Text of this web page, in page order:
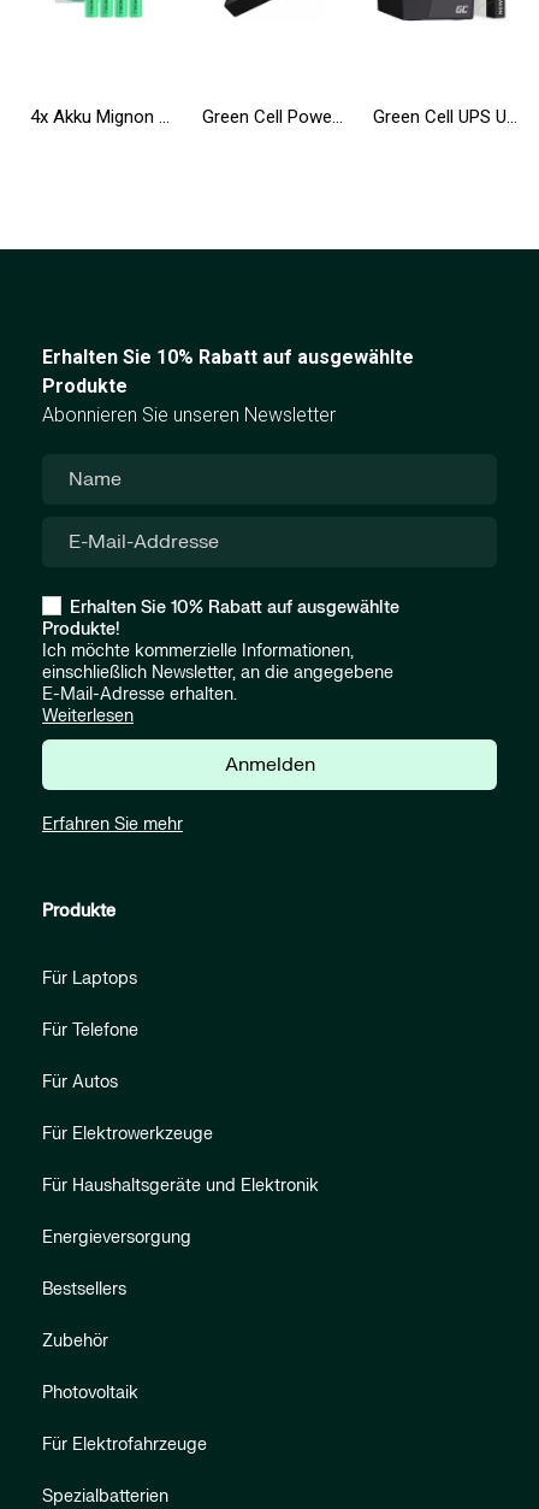
4x Akku Mignon AA R6 2600mAh Ni-MH Wiederaufladbare Batterie Green Cell Green Cell Powerbank 20000mAh 18W PD USB C Externer Handyakkus GC PowerPlay20 mit Schnellladung für iPhone 15 14 13 12, Samsung Green Cell UPS USV 2000VA 1200W Unterbrechungsfreie Stromversorgung mit LCD Display und Überspannungsschutz 230V
Erhalten Sie 10% Rabatt auf ausgewählte
Produkte
Abonnieren Sie unseren Newsletter
Erhalten Sie 10% Rabatt auf ausgewählte
Produkte!
Ich möchte kommerzielle Informationen,
einschließlich Newsletter, an die angegebene
E-Mail-Adresse erhalten.
Weiterlesen
Anmelden
Erfahren Sie mehr
Produkte
Für Laptops
Für Telefone
Für Autos
Für Elektrowerkzeuge
Für Haushaltsgeräte und Elektronik
Energieversorgung
Bestsellers
Zubehör
Photovoltaik
Für Elektrofahrzeuge
Spezialbatterien